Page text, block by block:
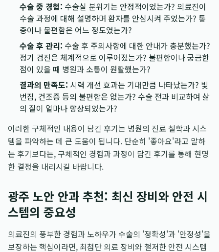
수술 중 경험: 수술실 분위기는 안정적이었는가? 의료진이
수술 과정에 대해 설명하며 환자를 안심시켜 주었는가? 통
증이나 불편함은 어느 정도였는가?
수술 후 관리: 수술 후 주의사항에 대한 안내가 충분했는가?
정기 검진은 체계적으로 이루어졌는가? 불편함이나 궁금한
점이 있을 때 병원과 소통이 원활했는가?
결과의 만족도: 시력 개선 효과는 기대만큼 나타났는가? 빛
번짐, 건조증 등의 불편함은 없는가? 수술 전과 비교하여 삶
의 질이 얼마나 향상되었는가?
이러한 구체적인 내용이 담긴 후기는 병원의 진료 철학과 시스
템을 파악하는 데 큰 도움이 됩니다. 단순히 '좋아요'라고 말하
는 후기보다는, 구체적인 경험과 과정이 담긴 후기를 통해 현명
한 결정을 내리시길 바랍니다.
광주 노안 안과 추천: 최신 장비와 안전 시
스템의 중요성
의료진의 풍부한 경험과 노하우가 수술의 '정확성'과 '안정성'을
보장하는 핵심이라면, 최첨단 의료 장비와 철저한 안전 시스템